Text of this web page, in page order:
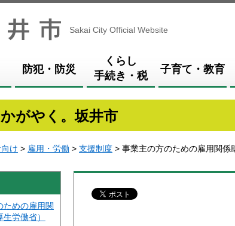
Sakai City Official Website
防犯・防災
くらし
手続き・税
子育て・教育
がやく。坂井市
け > 雇用・労働 > 支援制度 > 事業主の方のための雇用関係
ための雇用関
労働省）